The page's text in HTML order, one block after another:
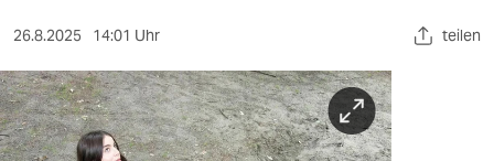
berlin
nord
wahrheit
26.8.2025 14:01 Uhr teilen